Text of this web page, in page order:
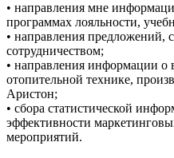
• направления мне
программах лояльности,
• направления предложений,
сотрудничеством;
• направления информации о
отопительной технике,
Аристон;
• сбора статистической
эффективности
мероприятий.